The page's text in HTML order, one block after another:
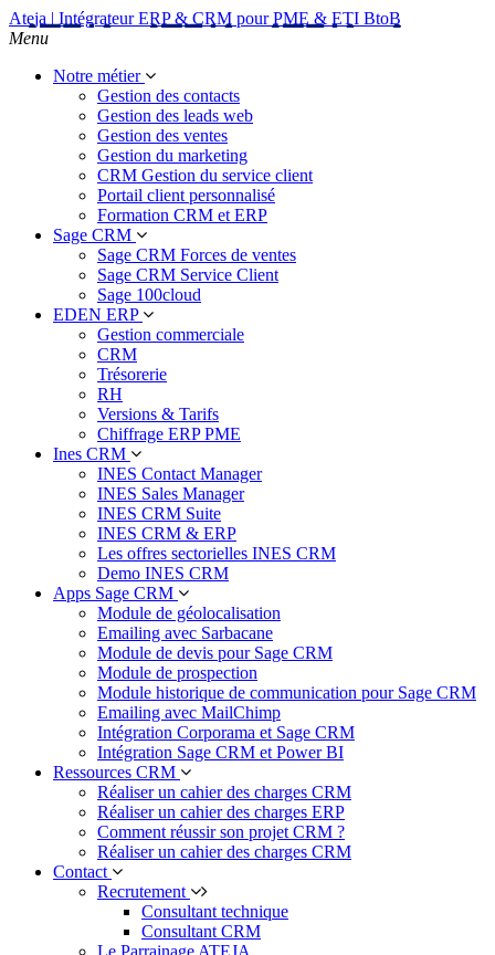
Ateja | Intégrateur ERP & CRM pour PME & ETI BtoB
Menu
Notre métier
Gestion des contacts
Gestion des leads web
Gestion des ventes
Gestion du marketing
CRM Gestion du service client
Portail client personnalisé
Formation CRM et ERP
Sage CRM
Sage CRM Forces de ventes
Sage CRM Service Client
Sage 100cloud
EDEN ERP
Gestion commerciale
CRM
Trésorerie
RH
Versions & Tarifs
Chiffrage ERP PME
Ines CRM
INES Contact Manager
INES Sales Manager
INES CRM Suite
INES CRM & ERP
Les offres sectorielles INES CRM
Demo INES CRM
Apps Sage CRM
Module de géolocalisation
Emailing avec Sarbacane
Module de devis pour Sage CRM
Module de prospection
Module historique de communication pour Sage CRM
Emailing avec MailChimp
Intégration Corporama et Sage CRM
Intégration Sage CRM et Power BI
Ressources CRM
Réaliser un cahier des charges CRM
Réaliser un cahier des charges ERP
Comment réussir son projet CRM ?
Réaliser un cahier des charges CRM
Contact
Recrutement
Consultant technique
Consultant CRM
Le Parrainage ATEJA